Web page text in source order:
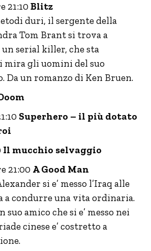
21:10 Blitz
duri, il sergente della
Tom Brant si trova a
serial killer, che sta
mira gli uomini del suo
Da un romanzo di Ken Bruen.
Superhero – il più dotato
Il mucchio selvaggio
21:00 A Good Man
si e’ messo l’Iraq alle
a condurre una vita ordinaria.
suo amico che si e’ messo nei
cinese e’ costretto a